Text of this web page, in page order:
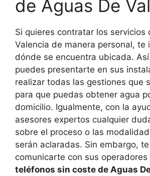
de Aguas De
Si quieres contratar los servicios
Valencia de manera personal, te
dónde se encuentra ubicada.
puedes presentarte en sus
realizar todas las gestiones que
para que puedas obtener agua
domicilio. Igualmente, con la
asesores expertos cualquier
sobre el proceso o las
serán aclaradas. Sin embargo,
comunicarte con sus operadores
teléfonos sin coste de Aguas